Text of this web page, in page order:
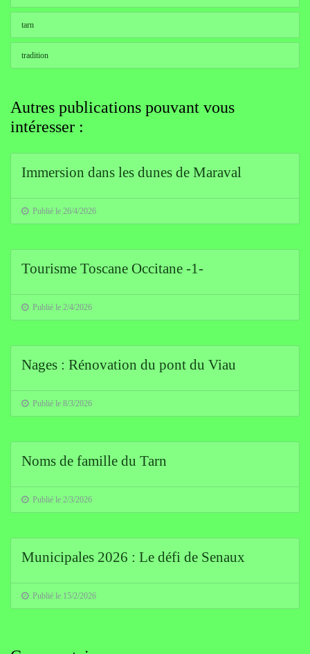
tarn
tradition
Autres publications pouvant vous
intéresser :
Immersion dans les dunes de Maraval
Publié le 26/4/2026
Tourisme Toscane Occitane -1-
Publié le 2/4/2026
Nages : Rénovation du pont du Viau
Publié le 8/3/2026
Noms de famille du Tarn
Publié le 2/3/2026
Municipales 2026 : Le défi de Senaux
Publié le 15/2/2026